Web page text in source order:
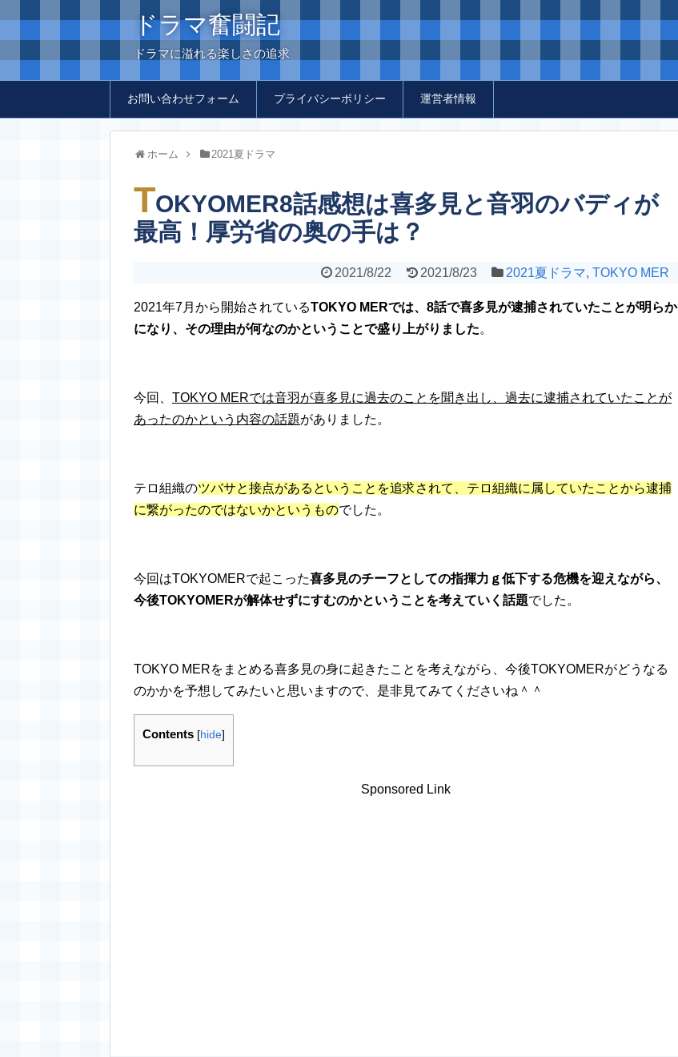
ドラマ奮闘記
ドラマに溢れる楽しさの追求
お問い合わせフォーム プライバシーポリシー 運営者情報
ホーム 2021夏ドラマ
TOKYOMER8話感想は喜多見と音羽のバディが
最高！厚労省の奥の手は？
2021/8/22 2021/8/23 2021夏ドラマ, TOKYO MER
2021年7月から開始されているTOKYO MERでは、8話で喜多見が逮捕されていたことが明らか
になり、その理由が何なのかということで盛り上がりました。
今回、 TOKYO MERでは音羽が喜多見に過去のことを聞き出し、過去に逮捕されていたことが
あったのかという内容の話題がありました。
テロ組織のツバサと接点があるということを追求されて、テロ組織に属していたことから逮捕
に繋がったのではないかというものでした。
今回はTOKYOMERで起こった喜多見のチーフとしての指揮力ｇ低下する危機を迎えながら、
今後TOKYOMERが解体せずにすむのかということを考えていく話題でした。
TOKYO MERをまとめる喜多見の身に起きたことを考えながら、今後TOKYOMERがどうなる
のかかを予想してみたいと思いますので、是非見てみてくださいね＾＾
Contents [hide]
Sponsored Link